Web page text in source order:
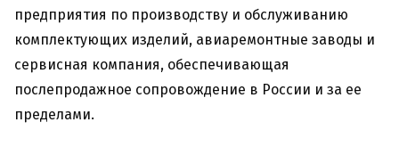
предприятия по производству и обслуживанию
комплектующих изделий, авиаремонтные заводы и
сервисная компания, обеспечивающая
послепродажное сопровождение в России и за ее
пределами.